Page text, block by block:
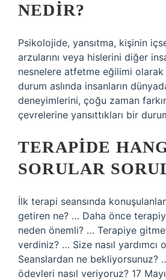
NEDIR?
Psikolojide, yansıtma, kişinin
arzularını veya hislerini diğer
nesnelere atfetme eğilimi olarak
durum aslında insanların
deneyimlerini, çoğu zaman
çevrelerine yansıttıkları bir
TERAPIDE
SORULAR
İlk terapi seansında
getiren ne? … Daha önce
neden önemli? … Terapiye
verdiniz? … Size nasıl yardımcı
Seanslardan ne bekliyorsunuz?
ödevleri nasıl veriyoruz? 17